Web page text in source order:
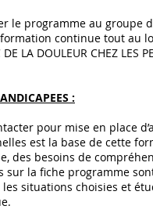
le programme au groupe
continue tout au
LA DOULEUR CHEZ LES
:
pour mise en place
est la base de cette
des besoins de
sur la fiche programme
les situations choisies et